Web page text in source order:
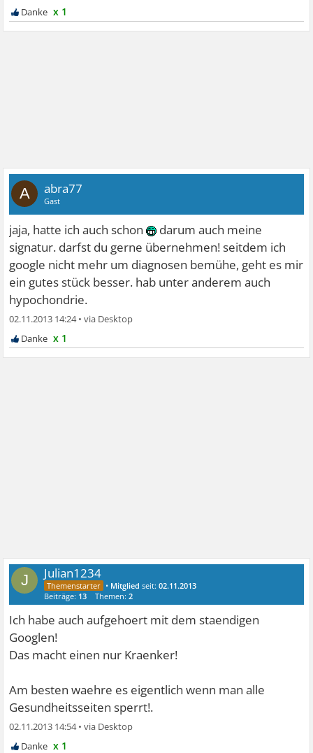
x 1
A abra77
Gast
jaja, hatte ich auch schon
darum auch meine
signatur. darfst du gerne übernehmen! seitdem ich
google nicht mehr um diagnosen bemühe, geht es mir
ein gutes stück besser. hab unter anderem auch
hypochondrie.
02.11.2013 14:24•
x 1
J Julian1234
• Mitglied seit:02.11.2013
Beiträge: 13 Themen:2
Ich habe auch aufgehoert mit dem staendigen
Googlen!
Das macht einen nur Kraenker!
Am besten waehre es eigentlich wenn man alle
Gesundheitsseiten sperrt!.
02.11.2013 14:54•
x 1